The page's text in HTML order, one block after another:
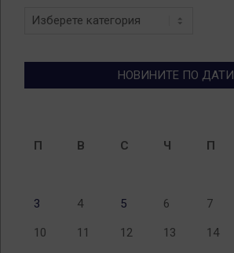
Новини
НОВИНИТЕ ПО ДАТИ
П
В С Ч П
3 4 5 6 7
10 11 12 13 14